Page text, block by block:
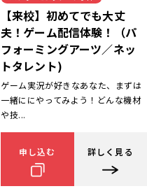
【来校】初めてでも大丈
夫！ゲーム配信体験！（パ
フォーミングアーツ／ネッ
トタレント)
ゲーム実況が好きなあなた、まずは
一緒ににやってみよう！どんな機材
や技...
申し込む 詳しく見る